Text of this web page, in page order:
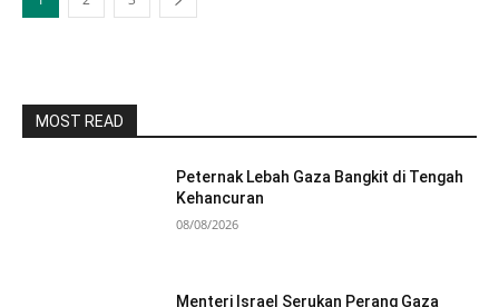
MOST READ
Peternak Lebah Gaza Bangkit di Tengah
Kehancuran
08/08/2026
Menteri Israel Serukan Perang Gaza